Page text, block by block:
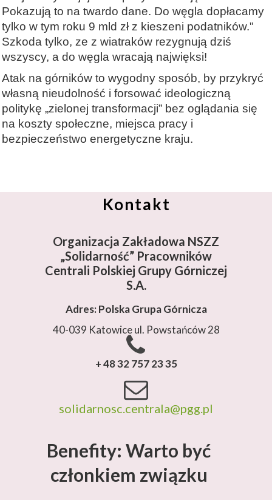
Pokazują to na twardo dane. Do węgla dopłacamy
tylko w tym roku 9 mld zł z kieszeni podatników."
Szkoda tylko, ze z wiatraków rezygnują dziś
wszyscy, a do węgla wracają najwięksi!
Atak na górników to wygodny sposób, by przykryć
własną nieudolność i forsować ideologiczną
politykę „zielonej transformacji” bez oglądania się
na koszty społeczne, miejsca pracy i
bezpieczeństwo energetyczne kraju.
Benefity: Warto być
członkiem związku
Kontakt
solidarnosc.centrala@pgg.pl
+ 48 32 757 23 35
Adres: Polska Grupa Górnicza
40-039 Katowice ul. Powstańców 28
Organizacja Zakładowa NSZZ
„Solidarność” Pracowników
Centrali Polskiej Grupy Górniczej
S.A.